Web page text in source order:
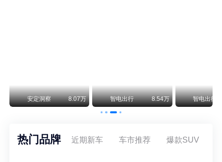
安定洞察 8.07万 智电出行 8.54万 智电出行
热门品牌 近期新车 车市推荐 爆款SUV